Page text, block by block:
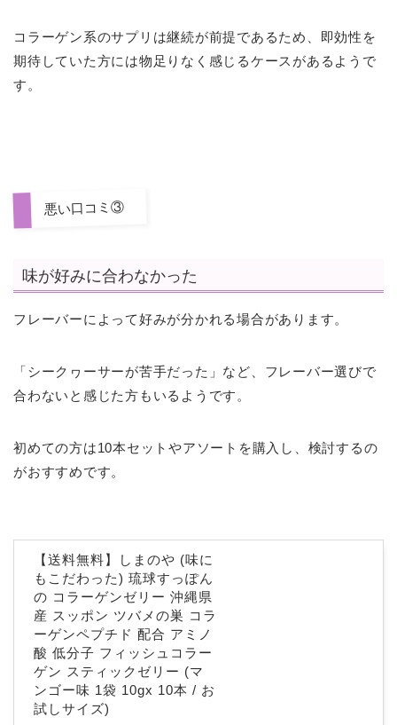
コラーゲン系のサプリは継続が前提であるため、即効性を
期待していた方には物足りなく感じるケースがあるようで
す。
悪い口コミ③
味が好みに合わなかった
フレーバーによって好みが分かれる場合があります。
「シークヮーサーが苦手だった」など、フレーバー選びで
合わないと感じた方もいるようです。
初めての方は10本セットやアソートを購入し、検討するの
がおすすめです。
【送料無料】しまのや (味に
もこだわった) 琉球すっぽん
の コラーゲンゼリー 沖縄県
産 スッポン ツバメの巣 コラ
ーゲンペプチド 配合 アミノ
酸 低分子 フィッシュコラー
ゲン スティックゼリー (マ
ンゴー味 1袋 10gx 10本 / お
試しサイズ)